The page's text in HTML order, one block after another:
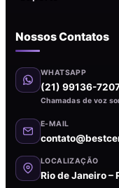
Nossos Contatos
WHATSAPP
(21) 99136-
Chamadas de voz
E-MAIL
LOCALIZAÇÃO
Rio de Janeiro –